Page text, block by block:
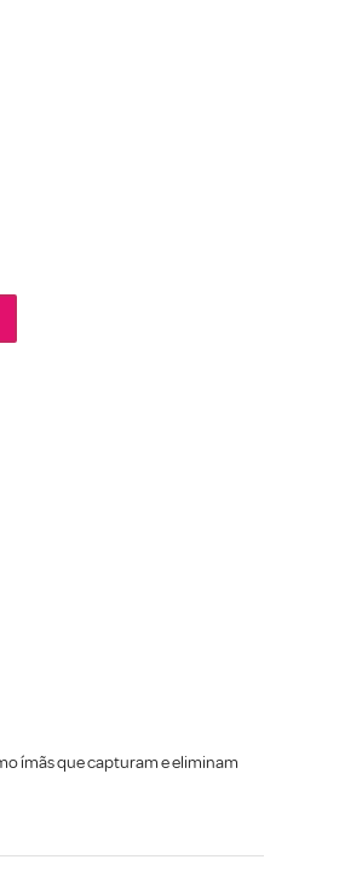
ímãs que capturam e eliminam